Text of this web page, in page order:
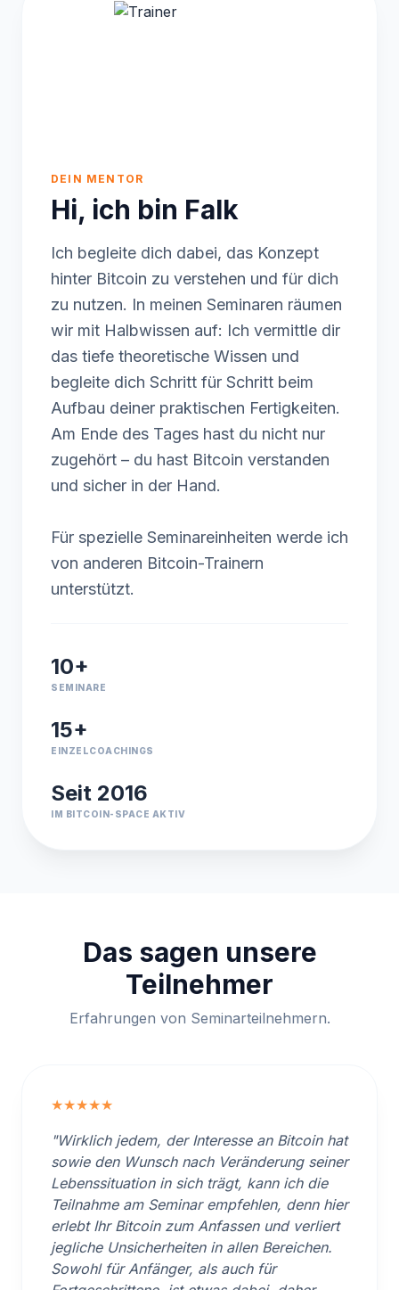
DEIN MENTOR
Hi, ich bin Falk
Ich begleite dich dabei, das Konzept
hinter Bitcoin zu verstehen und für dich
zu nutzen. In meinen Seminaren räumen
wir mit Halbwissen auf: Ich vermittle dir
das tiefe theoretische Wissen und
begleite dich Schritt für Schritt beim
Aufbau deiner praktischen Fertigkeiten.
Am Ende des Tages hast du nicht nur
zugehört – du hast Bitcoin verstanden
und sicher in der Hand.
Für spezielle Seminareinheiten werde ich
von anderen Bitcoin-Trainern
unterstützt.
10+
SEMINARE
15+
EINZELCOACHINGS
Seit 2016
IM BITCOIN-SPACE AKTIV
Das sagen unsere
Teilnehmer
Erfahrungen von Seminarteilnehmern.
★★★★★
"Wirklich jedem, der Interesse an Bitcoin hat
sowie den Wunsch nach Veränderung seiner
Lebenssituation in sich trägt, kann ich die
Teilnahme am Seminar empfehlen, denn hier
erlebt Ihr Bitcoin zum Anfassen und verliert
jegliche Unsicherheiten in allen Bereichen.
Sowohl für Anfänger, als auch für